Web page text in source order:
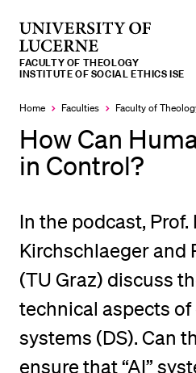
FACULTY OF THEOLOGY
INSTITUTE OF SOCIAL ETHICS ISE
Home Faculties Faculty of
How Can
in Control?
In the podcast, Prof.
Kirchschlaeger and
(TU Graz) discuss
technical aspects
systems (DS). Can
ensure that “AI”
RECENT SEARCHES
You haven't performed any
INFORMATION FOR…
Prospective Students
Current Students
Staff
Alumni
Jobseekers
Donors
Media